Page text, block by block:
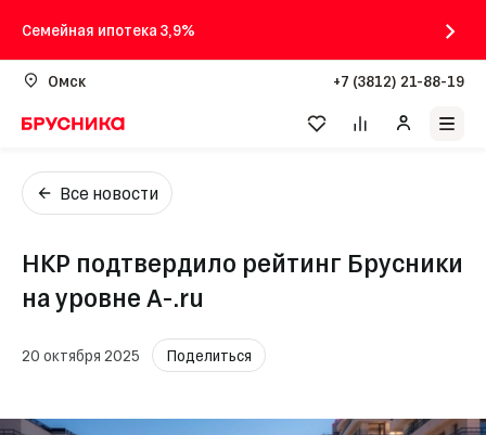
Семейная ипотека 3,9%
Омск +7 (3812) 21-88-19
Все новости
НКР подтвердило рейтинг Брусники
на уровне A-.ru
20 октября 2025 Поделиться